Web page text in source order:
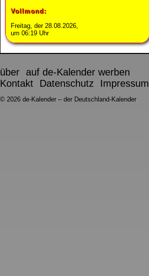
Vollmond:
Freitag, der 28.08.2026,
um 06:19 Uhr
über
auf de-Kalender werben
Kontakt
Datenschutz Impressum
© 2026 de-Kalender – der Deutschland-Kalender